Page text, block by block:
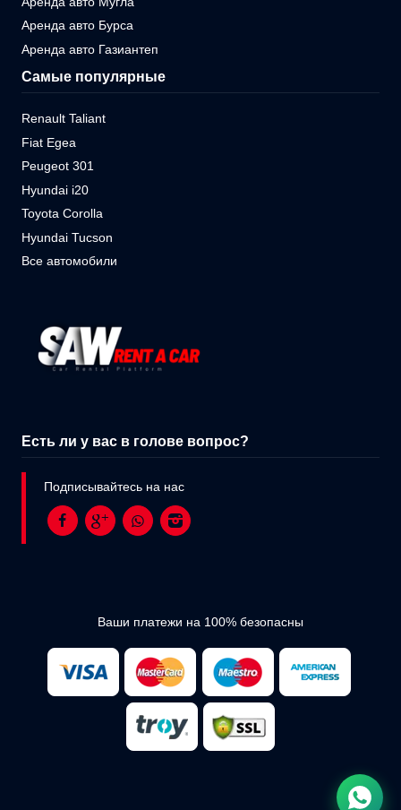
Аренда авто Бурса
Аренда авто Газиантеп
Самые популярные
Renault Taliant
Fiat Egea
Peugeot 301
Hyundai i20
Toyota Corolla
Hyundai Tucson
Все автомобили
Есть ли у вас в голове вопрос?
Подписывайтесь на нас
Ваши платежи на 100% безопасны